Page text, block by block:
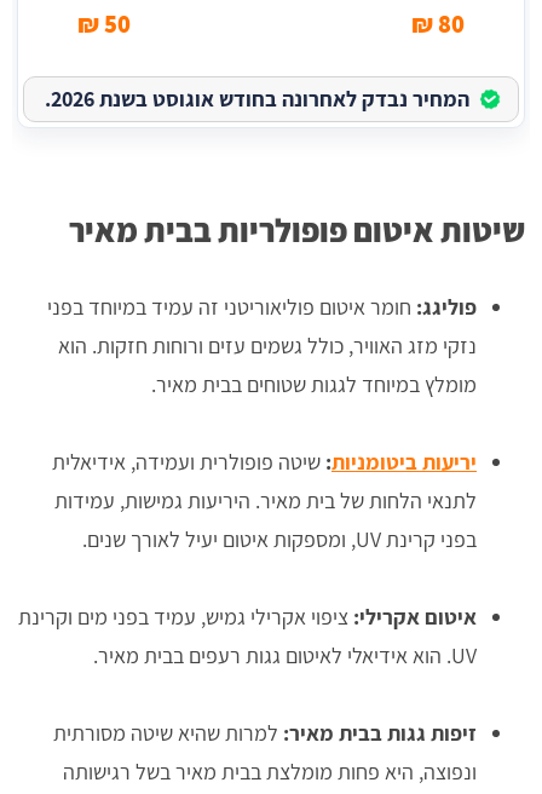
80 ₪
50 ₪
המחיר נבדק לאחרונה בחודש אוגוסט בשנת 2026.
שיטות איטום פופולריות בבית מאיר
פוליגג: חומר איטום פוליאוריטני זה עמיד במיוחד בפני
נזקי מזג האוויר, כולל גשמים עזים ורוחות חזקות. הוא
מומלץ במיוחד לגגות שטוחים בבית מאיר.
יריעות ביטומניות: שיטה פופולרית ועמידה, אידיאלית
לתנאי הלחות של בית מאיר. היריעות גמישות, עמידות
בפני קרינת UV, ומספקות איטום יעיל לאורך שנים.
איטום אקרילי: ציפוי אקרילי גמיש, עמיד בפני מים וקרינת
UV. הוא אידיאלי לאיטום גגות רעפים בבית מאיר.
זיפות גגות בבית מאיר: למרות שהיא שיטה מסורתית
ונפוצה, היא פחות מומלצת בבית מאיר בשל רגישותה